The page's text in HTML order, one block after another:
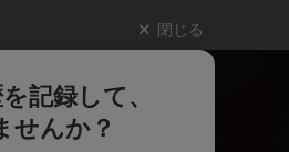
閉じる
記録して、
せんか？